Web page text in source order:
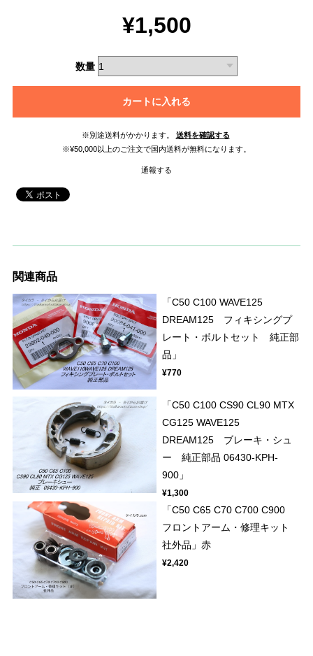
¥1,500
数量
カートに入れる
※別途送料がかかります。
送料を確認する
※¥50,000以上のご注文で国内送料が無料になります。
通報する
関連商品
「C50 C100 WAVE125
DREAM125 フィキシングプ
レート・ボルトセット 純正部
品」
¥770
「C50 C100 CS90 CL90 MTX
CG125 WAVE125
DREAM125 ブレーキ・シュ
ー 純正部品 06430-KPH-
900」
¥1,300
「C50 C65 C70 C700 C900
フロントアーム・修理キット
社外品」赤
¥2,420